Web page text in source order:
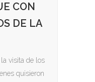
CON
DE LA
visita de los
quisieron